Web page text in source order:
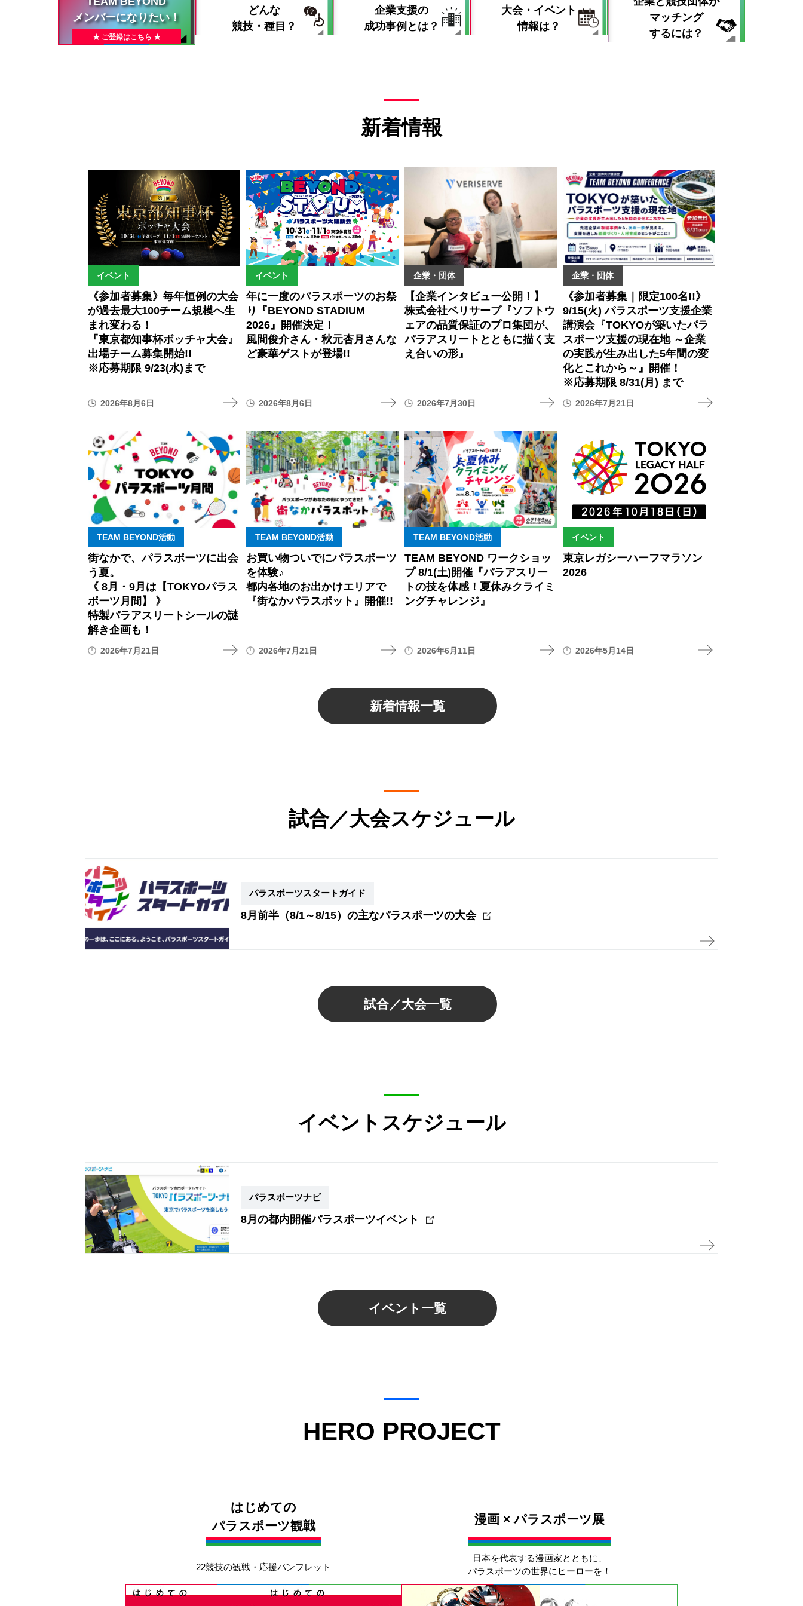
メンバーになりたい！
★ ご登録はこちら ★
どんな
競技・種目？
企業支援の
成功事例とは？
大会・イベント
情報は？
マッチング
するには？
新着情報
イベント
《参加者募集》毎年恒例の大会
が過去最大100チーム規模へ生
まれ変わる！
『東京都知事杯ボッチャ大会』
出場チーム募集開始!!
※応募期限 9/23(水)まで
2026年8月6日
イベント
年に一度のパラスポーツのお祭
り『BEYOND STADIUM
2026』開催決定！
風間俊介さん・秋元杏月さんな
ど豪華ゲストが登場!!
2026年8月6日
企業・団体
【企業インタビュー公開！】
株式会社ベリサーブ『ソフトウ
ェアの品質保証のプロ集団が、
パラアスリートとともに描く支
え合いの形』
2026年7月30日
企業・団体
《参加者募集｜限定100名!!》
9/15(火) パラスポーツ支援企業
講演会『TOKYOが築いたパラ
スポーツ支援の現在地 ～企業
の実践が生み出した5年間の変
化とこれから～』開催！
※応募期限 8/31(月) まで
2026年7月21日
TEAM BEYOND活動
街なかで、パラスポーツに出会
う夏。
《 8月・9月は【TOKYOパラス
ポーツ月間】 》
特製パラアスリートシールの謎
解き企画も！
2026年7月21日
TEAM BEYOND活動
お買い物ついでにパラスポーツ
を体験♪
都内各地のお出かけエリアで
『街なかパラスポット』開催!!
2026年7月21日
TEAM BEYOND活動
TEAM BEYOND ワークショッ
プ 8/1(土)開催『パラアスリー
トの技を体感！夏休みクライミ
ングチャレンジ』
2026年6月11日
イベント
東京レガシーハーフマラソン
2026
2026年5月14日
新着情報一覧
試合／大会スケジュール
パラスポーツスタートガイド
8月前半（8/1～8/15）の主なパラスポーツの大会
試合／大会一覧
イベントスケジュール
パラスポーツナビ
8月の都内開催パラスポーツイベント
イベント一覧
HERO PROJECT
はじめての
パラスポーツ観戦
22競技の観戦・応援パンフレット
漫画 × パラスポーツ展
日本を代表する漫画家とともに、
パラスポーツの世界にヒーローを！